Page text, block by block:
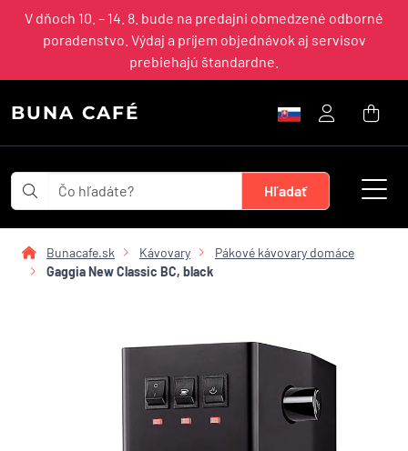
V dňoch 10. – 14. 8. bude na predajni obmedzené odborné
poradenstvo. Výdaj a príjem objednávok aj servisov
prebiehajú štandardne.
BUNA CAFÉ
Bunacafe.sk Kávovary
Pákové kávovary domáce
Gaggia New Classic BC, black